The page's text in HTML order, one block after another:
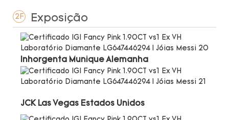
2F Exposição
Inhorgenta Munique Alemanha
JCK Las Vegas Estados Unidos